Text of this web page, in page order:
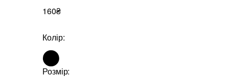
160₴
Колір:
Розмір: